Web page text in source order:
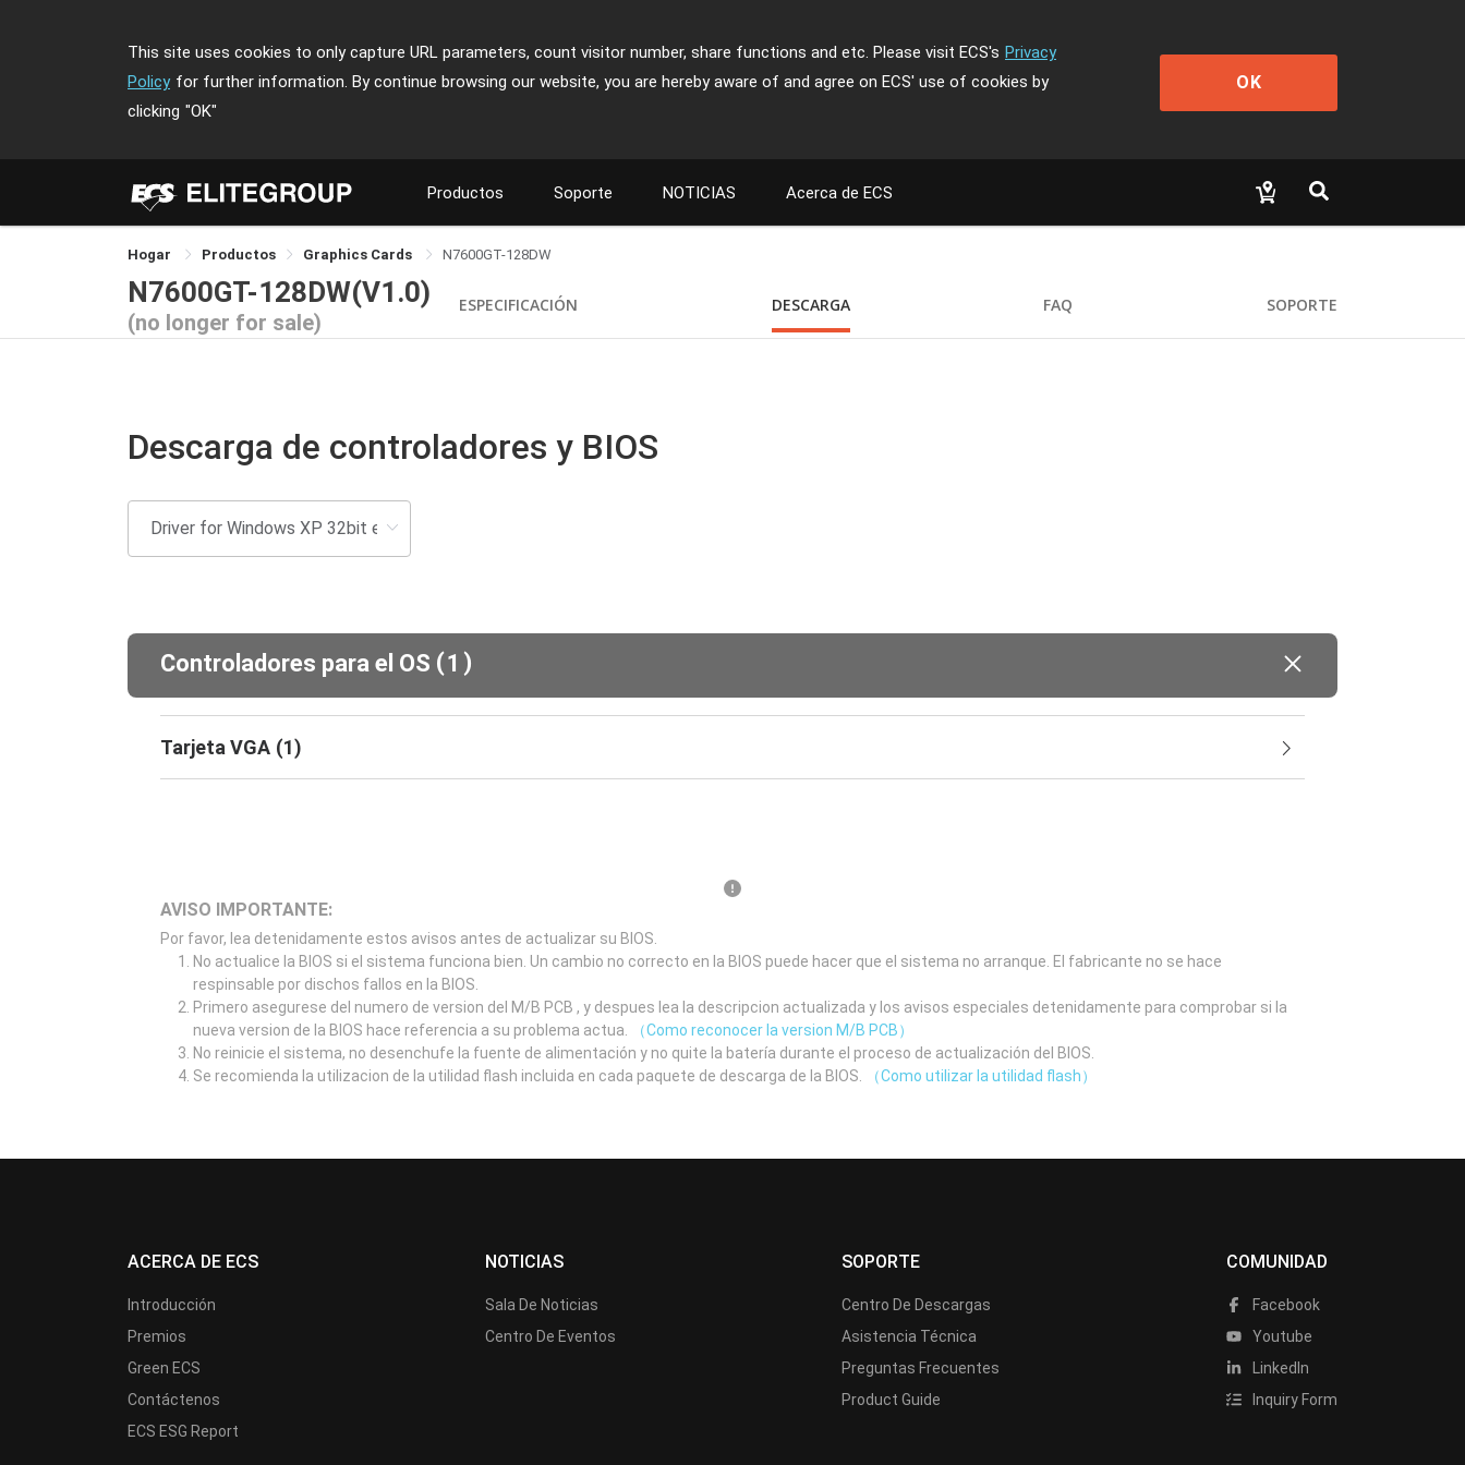
This site uses cookies to only capture URL parameters, count visitor number, share functions and etc. Please visit ECS's Privacy
Policy for further information. By continue browsing our website, you are hereby aware of and agree on ECS' use of cookies by
clicking "OK"
OK
Productos Soporte NOTICIAS Acerca de ECS
Hogar Productos Graphics Cards N7600GT-128DW
N7600GT-128DW(V1.0)
(no longer for sale)
ESPECIFICACIÓN DESCARGA FAQ SOPORTE
Descarga de controladores y BIOS
Controladores para el OS (1 )
Tarjeta VGA (1)
AVISO IMPORTANTE:
Por favor, lea detenidamente estos avisos antes de actualizar su BIOS.
No actualice la BIOS si el sistema funciona bien. Un cambio no correcto en la BIOS puede hacer que el sistema no arranque. El fabricante no se hace
respinsable por dischos fallos en la BIOS.
Primero asegurese del numero de version del M/B PCB , y despues lea la descripcion actualizada y los avisos especiales detenidamente para comprobar si la
nueva version de la BIOS hace referencia a su problema actua.
（Como reconocer la version M/B PCB）
No reinicie el sistema, no desenchufe la fuente de alimentación y no quite la batería durante el proceso de actualización del BIOS.
Se recomienda la utilizacion de la utilidad flash incluida en cada paquete de descarga de la BIOS.
（Como utilizar la utilidad flash）
ACERCA DE ECS
Introducción
Premios
Green ECS
Contáctenos
ECS ESG Report
NOTICIAS
Sala De Noticias
Centro De Eventos
SOPORTE
Centro De Descargas
Asistencia Técnica
Preguntas Frecuentes
Product Guide
COMUNIDAD
Facebook
Youtube
LinkedIn
Inquiry Form